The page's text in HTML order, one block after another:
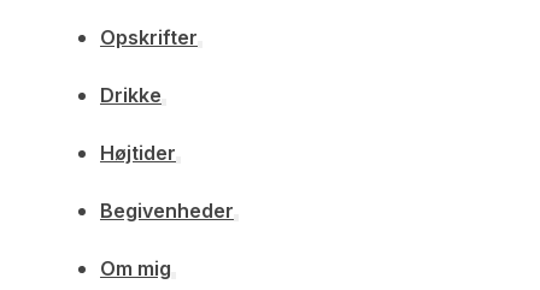
Opskrifter
Drikke
Højtider
Begivenheder
Om mig